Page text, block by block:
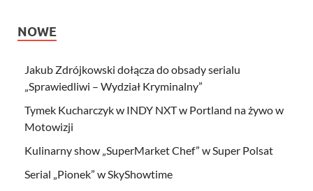
NOWE
Jakub Zdrójkowski dołącza do obsady serialu
„Sprawiedliwi – Wydział Kryminalny”
Tymek Kucharczyk w INDY NXT w Portland na żywo w
Motowizji
Kulinarny show „SuperMarket Chef” w Super Polsat
Serial „Pionek” w SkyShowtime